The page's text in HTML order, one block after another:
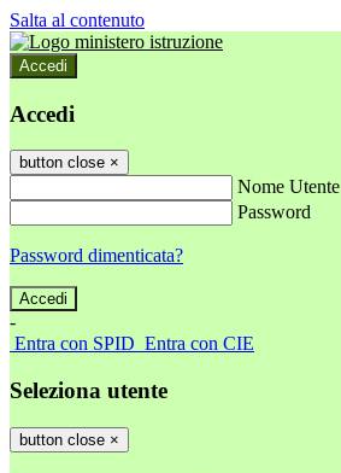
Salta al contenuto
Accedi
Accedi
button close ×
Nome Utente
Password
Password dimenticata?
-
Entra con SPID Entra con CIE
Seleziona utente
button close ×